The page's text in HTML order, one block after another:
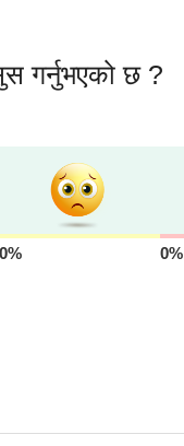
गर्नुभएको छ ?
0% 0%